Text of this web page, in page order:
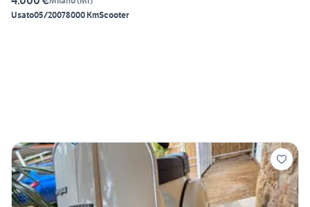
Usato05/20078000 KmScooter